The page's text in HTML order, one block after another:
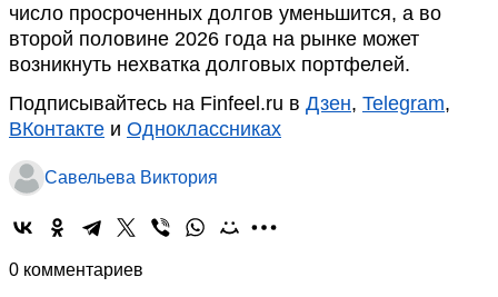
число просроченных долгов уменьшится, а во
второй половине 2026 года на рынке может
возникнуть нехватка долговых портфелей.
Подписывайтесь на Finfeel.ru в Дзен, Telegram,
ВКонтакте и Одноклассниках
Савельева Виктория
0 комментариев